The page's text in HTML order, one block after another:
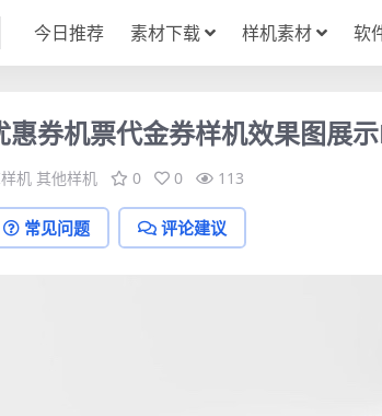
今日推荐 素材下载 样机素材 软
惠券机票代金券样机效果图展
机 其他样机 0 0 113
常见问题 评论建议